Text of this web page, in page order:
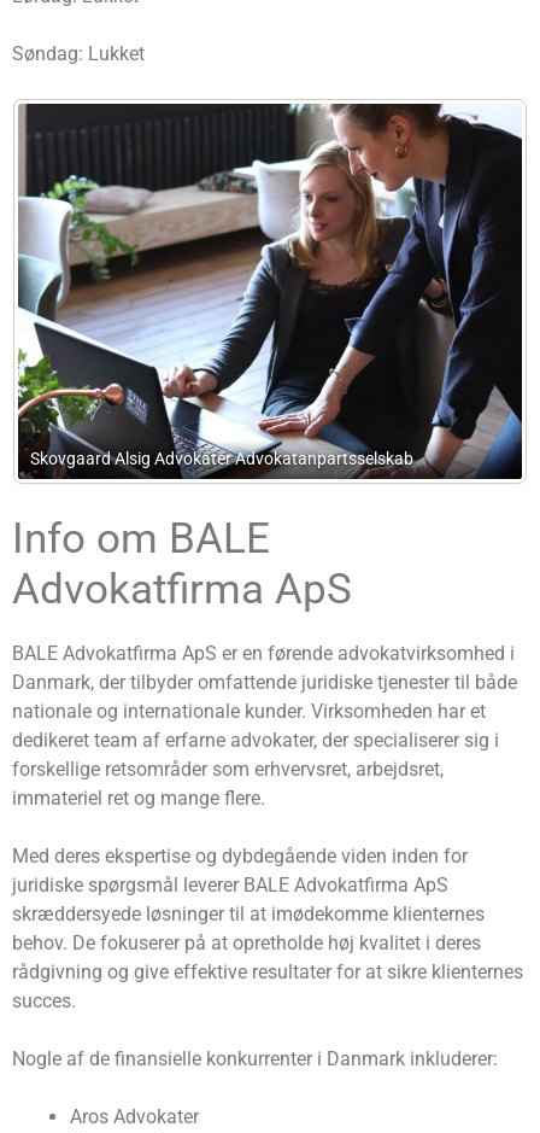
Søndag: Lukket
Ret & Råd Advokater v/ Susan Sørensen &
Info om BALE
Advokatfirma ApS
BALE Advokatfirma ApS er en førende advokatvirksomhed i
Danmark, der tilbyder omfattende juridiske tjenester til både
nationale og internationale kunder. Virksomheden har et
dedikeret team af erfarne advokater, der specialiserer sig i
forskellige retsområder som erhvervsret, arbejdsret,
immateriel ret og mange flere.
Med deres ekspertise og dybdegående viden inden for
juridiske spørgsmål leverer BALE Advokatfirma ApS
skræddersyede løsninger til at imødekomme klienternes
behov. De fokuserer på at opretholde høj kvalitet i deres
rådgivning og give effektive resultater for at sikre klienternes
succes.
Nogle af de finansielle konkurrenter i Danmark inkluderer:
Aros Advokater